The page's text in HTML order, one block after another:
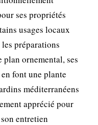
ses propriétés
usages locaux
préparations
ornemental, ses
font une plante
méditerranéens
apprécié pour
entretien